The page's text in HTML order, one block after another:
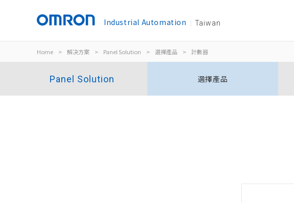
Industrial Automation Taiwan
Home > 解决方案 > Panel Solution > 選擇產品 > 計數器
Panel Solution 選擇產品